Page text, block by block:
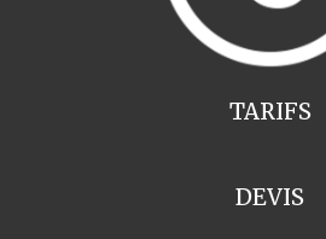
TARIFS
DEVIS